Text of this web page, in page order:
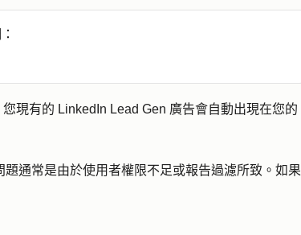
現有的 LinkedIn Lead Gen 廣告會自動出現在您的
通常是由於使用者權限不足或報告過濾所致。如果